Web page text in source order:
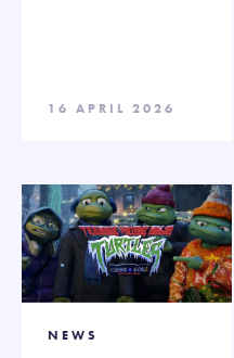
16 APRIL 2026
NEWS